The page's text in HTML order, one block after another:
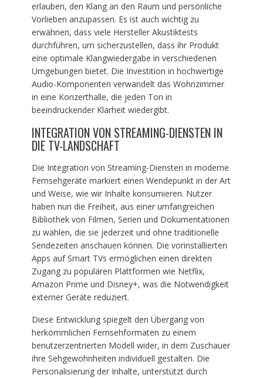
erlauben, den Klang an den Raum und persönliche
Vorlieben anzupassen. Es ist auch wichtig zu
erwähnen, dass viele Hersteller Akustiktests
durchführen, um sicherzustellen, dass ihr Produkt
eine optimale Klangwiedergabe in verschiedenen
Umgebungen bietet. Die Investition in hochwertige
Audio-Komponenten verwandelt das Wohnzimmer
in eine Konzerthalle, die jeden Ton in
beeindruckender Klarheit wiedergibt.
INTEGRATION VON STREAMING-DIENSTEN IN
DIE TV-LANDSCHAFT
Die Integration von Streaming-Diensten in moderne
Fernsehgeräte markiert einen Wendepunkt in der Art
und Weise, wie wir Inhalte konsumieren. Nutzer
haben nun die Freiheit, aus einer umfangreichen
Bibliothek von Filmen, Serien und Dokumentationen
zu wählen, die sie jederzeit und ohne traditionelle
Sendezeiten anschauen können. Die vorinstallierten
Apps auf Smart TVs ermöglichen einen direkten
Zugang zu populären Plattformen wie Netflix,
Amazon Prime und Disney+, was die Notwendigkeit
externer Geräte reduziert.
Diese Entwicklung spiegelt den Übergang von
herkömmlichen Fernsehformaten zu einem
benutzerzentrierten Modell wider, in dem Zuschauer
ihre Sehgewohnheiten individuell gestalten. Die
Personalisierung der Inhalte, unterstützt durch